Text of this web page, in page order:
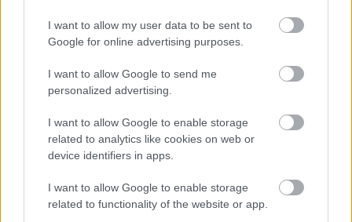
I want to allow my user data to be sent to
Google for online advertising purposes.
I want to allow Google to send me
personalized advertising.
I want to allow Google to enable storage
related to analytics like cookies on web or
device identifiers in apps.
I want to allow Google to enable storage
related to functionality of the website or app.